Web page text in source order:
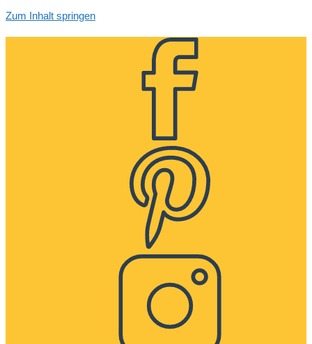
Zum Inhalt springen